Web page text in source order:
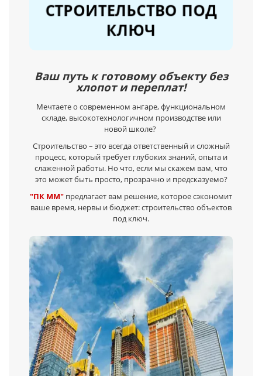
СТРОИТЕЛЬСТВО ПОД
КЛЮЧ
Ваш путь к готовому объекту без
хлопот и переплат!
Мечтаете о современном ангаре, функциональном
складе, высокотехнологичном производстве или
новой школе?
Строительство – это всегда ответственный и сложный
процесс, который требует глубоких знаний, опыта и
слаженной работы. Но что, если мы скажем вам, что
это может быть просто, прозрачно и предсказуемо?
"ПК ММ" предлагает вам решение, которое сэкономит
ваше время, нервы и бюджет: строительство объектов
под ключ.